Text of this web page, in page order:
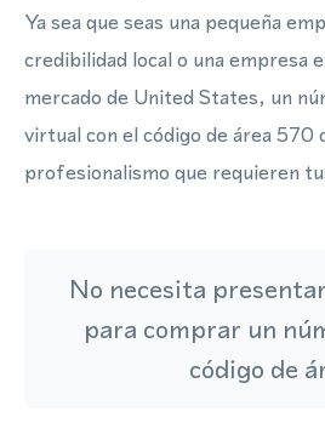
Ya sea que seas una pequeña
credibilidad local o una empresa
mercado de United States, un
virtual con el código de área
profesionalismo que requieren
No necesita
para comprar un
código de